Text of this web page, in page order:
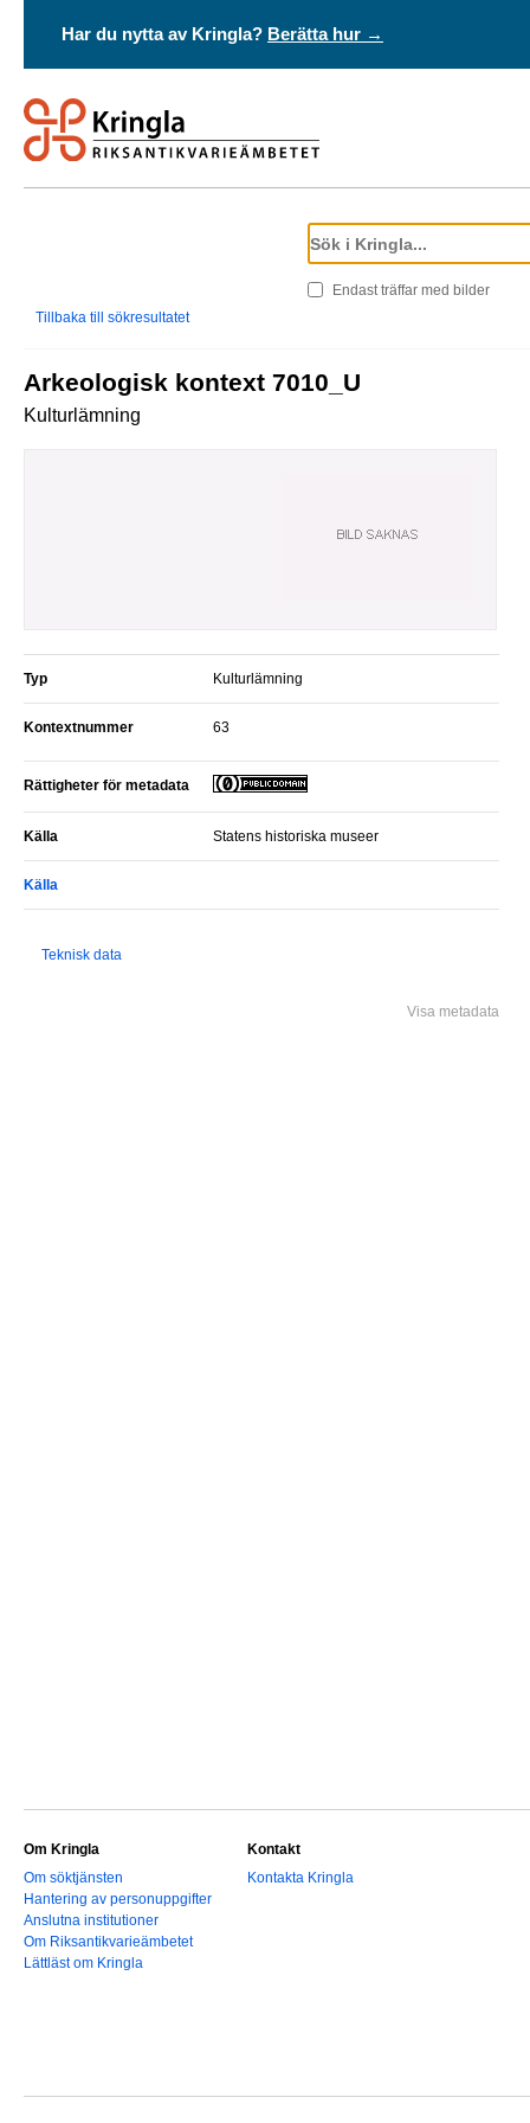
Har du nytta av Kringla? Berätta hur →
Endast träffar med bilder
Tillbaka till sökresultatet
Arkeologisk kontext 7010_U
Kulturlämning
Typ Kulturlämning
Kontextnummer 63
Rättigheter för metadata
Källa Statens historiska museer
Källa
Teknisk data
Visa metadata
Om Kringla
Om söktjänsten
Hantering av personuppgifter
Anslutna institutioner
Om Riksantikvarieämbetet
Lättläst om Kringla
Kontakt
Kontakta Kringla